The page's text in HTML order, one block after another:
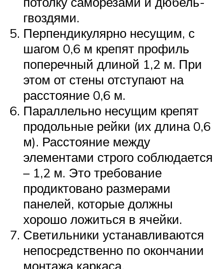
гвоздями.
Перпендикулярно несущим, с
шагом 0,6 м крепят профиль
поперечный длиной 1,2 м. При
этом от стены отступают на
расстояние 0,6 м.
Параллельно несущим крепят
продольные рейки (их длина 0,6
м). Расстояние между
элементами строго соблюдается
– 1,2 м. Это требование
продиктовано размерами
панелей, которые должны
хорошо ложиться в ячейки.
Светильники устанавливаются
непосредственно по окончании
монтажа каркаса.